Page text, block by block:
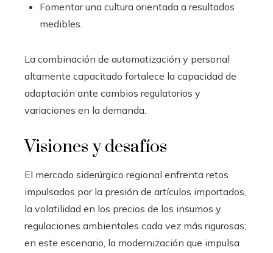
Fomentar una cultura orientada a resultados
medibles.
La combinación de automatización y personal
altamente capacitado fortalece la capacidad de
adaptación ante cambios regulatorios y
variaciones en la demanda.
Visiones y desafíos
El mercado siderúrgico regional enfrenta retos
impulsados por la presión de artículos importados,
la volatilidad en los precios de los insumos y
regulaciones ambientales cada vez más rigurosas;
en este escenario, la modernización que impulsa